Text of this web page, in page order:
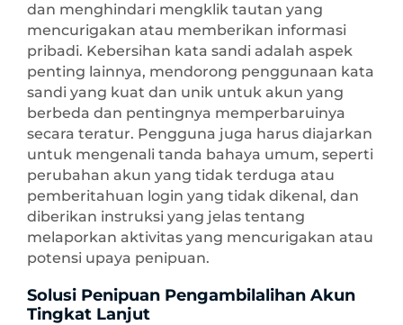
dan menghindari mengklik tautan yang
mencurigakan atau memberikan informasi
pribadi. Kebersihan kata sandi adalah aspek
penting lainnya, mendorong penggunaan kata
sandi yang kuat dan unik untuk akun yang
berbeda dan pentingnya memperbaruinya
secara teratur. Pengguna juga harus diajarkan
untuk mengenali tanda bahaya umum, seperti
perubahan akun yang tidak terduga atau
pemberitahuan login yang tidak dikenal, dan
diberikan instruksi yang jelas tentang
melaporkan aktivitas yang mencurigakan atau
potensi upaya penipuan.
Solusi Penipuan Pengambilalihan Akun
Tingkat Lanjut